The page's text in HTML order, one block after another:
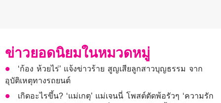
ข่าวยอดนิยมในหมวดหมู่
‘ก้อง ห้วยไร่’ แจ้งข่าวร้าย สูญเสียลูกสาวบุญธรรม จาก
อุบัติเหตุทางรถยนต์
เกิดอะไรขึ้น? ‘แม่เกตุ’ แม่เจนนี่ โพสต์ตัดพ้อรัวๆ ‘ความรัก